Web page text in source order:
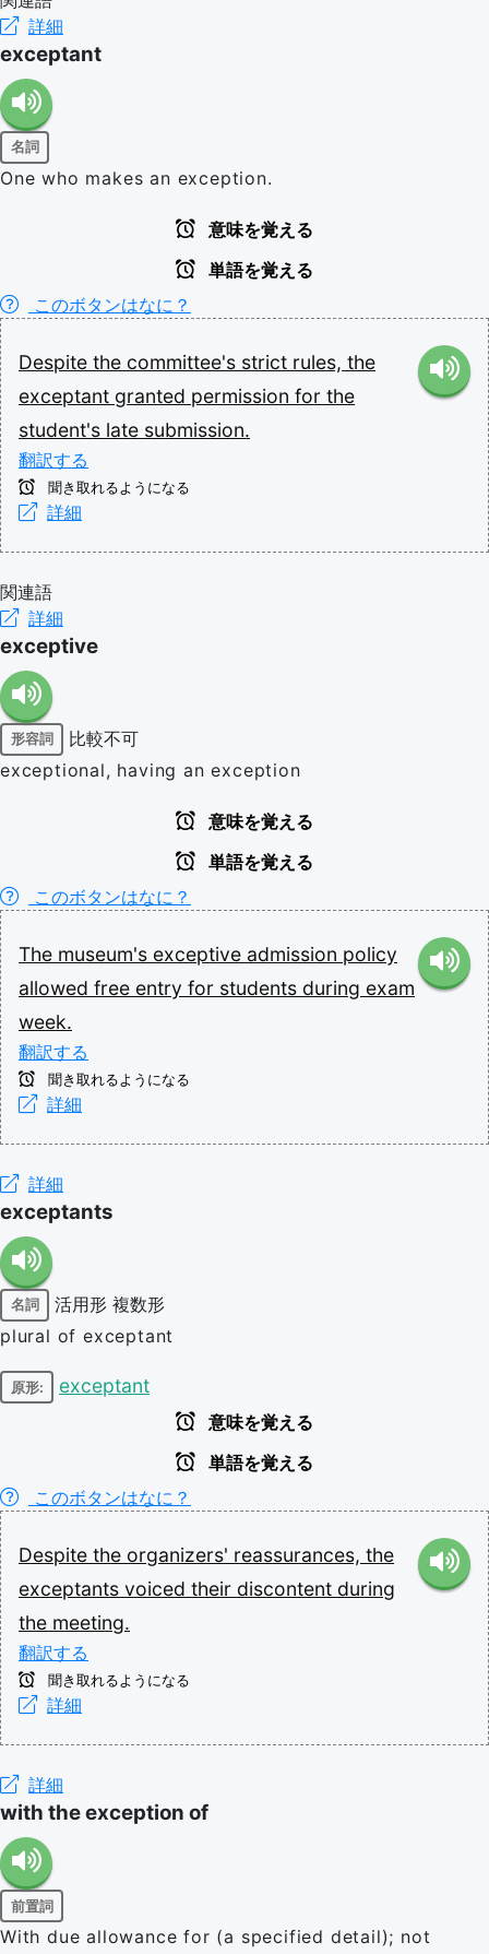
詳細
exceptant
名詞
One who makes an exception.
意味を覚える
単語を覚える
このボタンはなに？
Despite the committee's strict rules, the
exceptant granted permission for the
student's late submission.
翻訳する
聞き取れるようになる
詳細
関連語
詳細
exceptive
形容詞
比較不可
exceptional, having an exception
意味を覚える
単語を覚える
このボタンはなに？
The museum's exceptive admission policy
allowed free entry for students during exam
week.
翻訳する
聞き取れるようになる
詳細
詳細
exceptants
名詞 活用形 複数形
plural of exceptant
原形: exceptant
意味を覚える
単語を覚える
このボタンはなに？
Despite the organizers' reassurances, the
exceptants voiced their discontent during
the meeting.
翻訳する
聞き取れるようになる
詳細
詳細
with the exception of
前置詞
With due allowance for (a specified detail); not